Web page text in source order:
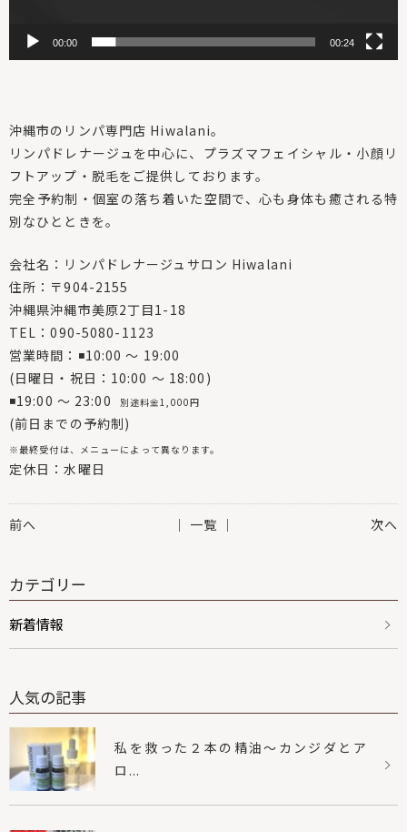
00:00 00:24
沖縄市のリンパ専門店 Hiwalani。
リンパドレナージュを中心に、プラズマフェイシャル・小顔リ
フトアップ・脱毛をご提供しております。
完全予約制・個室の落ち着いた空間で、心も身体も癒される特
別なひとときを。
会社名：リンパドレナージュサロン Hiwalani
住所：〒904-2155
沖縄県沖縄市美原2丁目1-18
TEL：090-5080-1123
営業時間：◾10:00 〜 19:00
(日曜日・祝日：10:00 〜 18:00)
◾19:00 〜 23:00
別途料金1,000円
(前日までの予約制)
※最終受付は、メニューによって異なります。
定休日：水曜日
前へ 次へ
│ 一覧 │
カテゴリー
新着情報
人気の記事
私を救った２本の精油〜カンジダとア
ロ...